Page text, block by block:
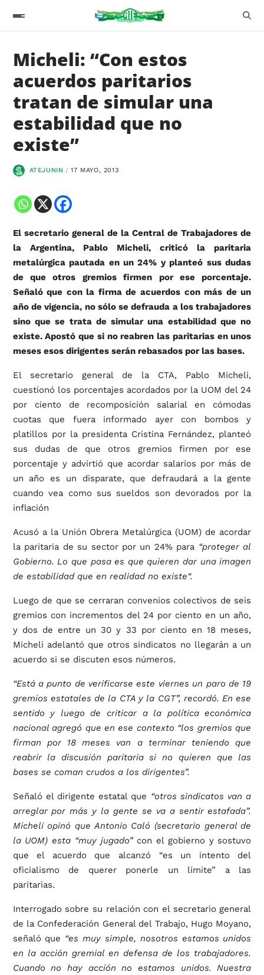
Micheli: “Con estos
acuerdos paritarios
tratan de simular una
estabilidad que no
existe”
ATEJUNIN 17 MAYO, 2013
El secretario general de la Central de Trabajadores de
la Argentina, Pablo Micheli, criticó la paritaria
metalúrgica pautada en un 24% y planteó sus dudas
de que otros gremios firmen por ese porcentaje.
Señaló que con la firma de acuerdos con más de un
año de vigencia, no sólo se defrauda a los trabajadores
sino que se trata de simular una estabilidad que no
existe. Apostó que si no reabren las paritarias en unos
meses esos dirigentes serán rebasados por las bases.
El secretario general de la CTA, Pablo Micheli,
cuestionó los porcentajes acordados por la UOM del 24
por ciento de recomposición salarial en cómodas
cuotas que fuera informado ayer con bombos y
platillos por la presidenta Cristina Fernández, planteó
sus dudas de que otros gremios firmen por ese
porcentaje y advirtió que acordar salarios por más de
un año es un disparate, que defraudará a la gente
cuando vea como sus sueldos son devorados por la
inflación
Acusó a la Unión Obrera Metalúrgica (UOM) de acordar
la paritaria de su sector por un 24% para “proteger al
Gobierno. Lo que pasa es que quieren dar una imagen
de estabilidad que en realidad no existe“.
Luego de que se cerraran convenios colectivos de seis
gremios con incrementos del 24 por ciento en un año,
y dos de entre un 30 y 33 por ciento en 18 meses,
Micheli adelantó que otros sindicatos no llegarán a un
acuerdo si se discuten esos números.
“Está a punto de verificarse este viernes un paro de 19
gremios estatales de la CTA y la CGT”, recordó. En ese
sentido y luego de criticar a la política económica
nacional agregó que en ese contexto “los gremios que
firman por 18 meses van a terminar teniendo que
reabrir la discusión paritaria si no quieren que las
bases se coman crudos a los dirigentes”.
Señaló el dirigente estatal que “otros sindicatos van a
arreglar por más y la gente se va a sentir estafada”.
Micheli opinó que Antonio Caló (secretario general de
la UOM) esta “muy jugado”con el gobierno y sostuvo
que el acuerdo que alcanzó “es un intento del
oficialismo de querer ponerle un límite” a las
paritarias.
Interrogado sobre su relación con el secretario general
de la Confederación General del Trabajo, Hugo Moyano,
señaló que “es muy simple, nosotros estamos unidos
en la acción gremial en defensa de los trabajadores.
Cuando no hay acción no estamos unidos. Nuestra